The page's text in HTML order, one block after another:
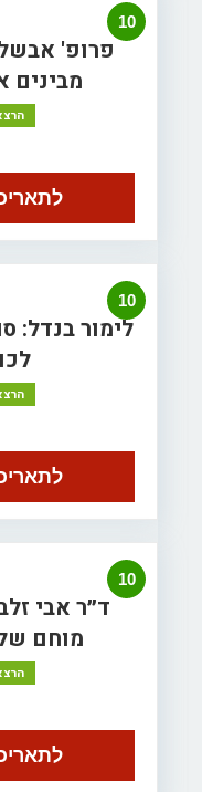
10
פרופ'
מבינים
10
לימור בנדל:
10
ד״ר אבי
מוחם